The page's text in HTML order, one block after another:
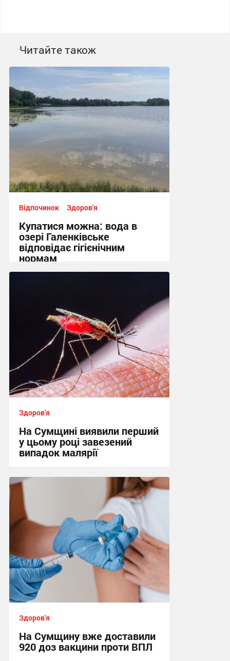
Читайте також
Відпочинок Здоров'я
Купатися можна: вода в
озері Галенківське
відповідає гігієнічним
нормам
Здоров'я
На Сумщині виявили перший
у цьому році завезений
випадок малярії
16:10, 6.08.2026
Здоров'я
На Сумщину вже доставили
920 доз вакцини проти ВПЛ